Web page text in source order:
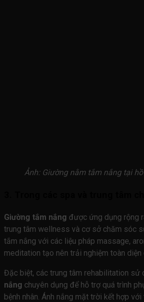
Ảnh: Giường nằm tắm nắng tại
Giường tắm nắng được ứng dụng rộng
trung tâm wellness và cơ sở chăm sóc
tắm nắng với các liệu pháp massage,
meditation tạo nên trải nghiệm toàn diện
Đặc biệt, các trung tâm rehabilitation sử
nắng chuyên dụng để hỗ trợ quá trình
bệnh nhân. Ánh nắng mặt trời kết hợp